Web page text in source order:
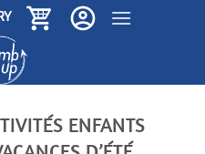
ENFANTS